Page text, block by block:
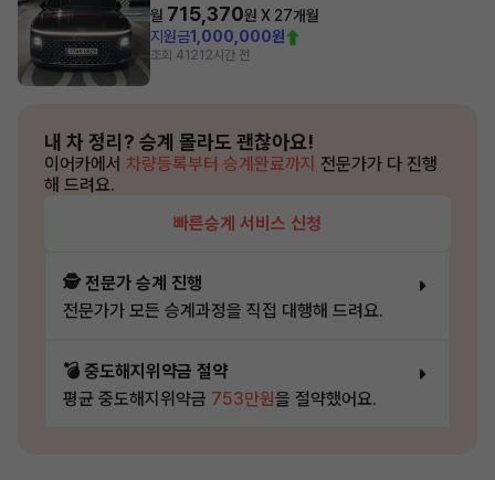
월 715,370원 X 27개월
지원금1,000,000원
조회 41212시간 전
내 차 정리? 승계 몰라도 괜찮아요!
이어카에서 차량등록부터 승계완료까지 전문가가 다 진행
해 드려요.
빠른승계 서비스 신청
🕵️ 전문가 승계 진행
전문가가 모든 승계과정을 직접 대행해 드려요.
💣 중도해지위약금 절약
평균 중도해지위약금 753만원을 절약했어요.